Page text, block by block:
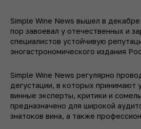
Simple Wine News вышел в
пор завоевал у отечественных и
специалистов устойчивую
эногастрономического издания
Simple Wine News регулярно
дегустации, в которых принимают
винные эксперты, критики и
предназначено для широкой
знатоков вина, а также